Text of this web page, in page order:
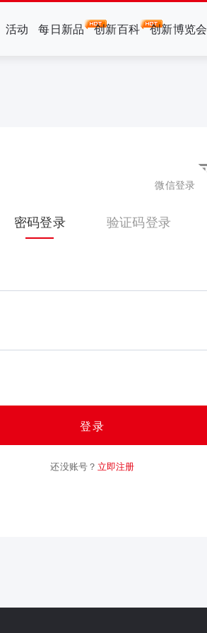
活动 每日新品 创新百科 创新博览会
微信登录
密码登录 验证码登录
登录
还没账号？ 立即注册